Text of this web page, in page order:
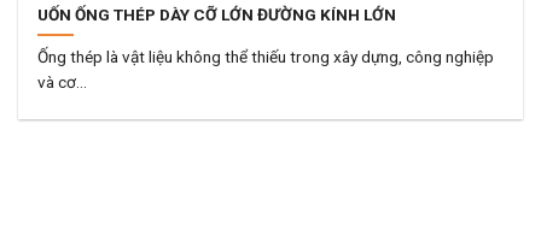
UỐN ỐNG THÉP DÀY CỠ LỚN ĐƯỜNG KÍNH LỚN
Ống thép là vật liệu không thể thiếu trong xây dựng, công nghiệp
và cơ...